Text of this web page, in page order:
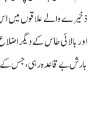
ذخیرے والے علاقوں میں اس
اور بالائی طاس کے دیگر
بارش بے قاعدہ رہی، جس کے